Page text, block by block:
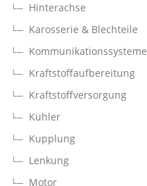
Hinterachse
Karosserie & Blechteile
Kommunikationssysteme
Kraftstoffaufbereitung
Kraftstoffversorgung
Kühler
Kupplung
Lenkung
Motor